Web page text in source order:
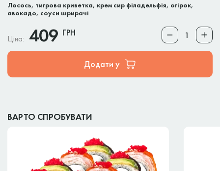
Лосось, тигрова криветка, крем сир філадельфія, огірок,
авокадо, соуси шрирачі
Ціна: 409 ГРН
Додати у
ВАРТО СПРОБУВАТИ